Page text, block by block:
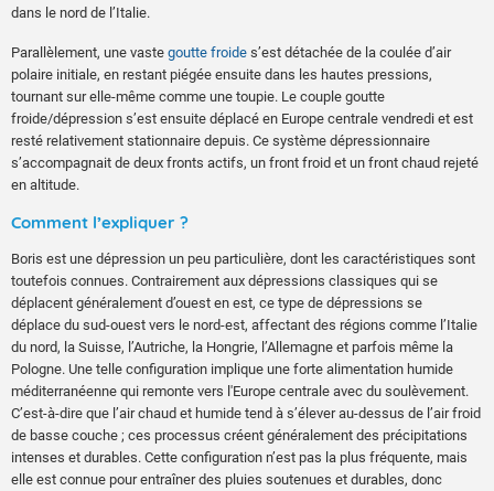
dans le nord de l’Italie.
Parallèlement, une vaste goutte froide s’est détachée de la coulée d’air
polaire initiale, en restant piégée ensuite dans les hautes pressions,
tournant sur elle-même comme une toupie. Le couple goutte
froide/dépression s’est ensuite déplacé en Europe centrale vendredi et est
resté relativement stationnaire depuis. Ce système dépressionnaire
s’accompagnait de deux fronts actifs, un front froid et un front chaud rejeté
en altitude.
Comment l’expliquer ?
Boris est une dépression un peu particulière, dont les caractéristiques sont
toutefois connues. Contrairement aux dépressions classiques qui se
déplacent généralement d’ouest en est, ce type de dépressions se
déplace du sud-ouest vers le nord-est, affectant des régions comme l’Italie
du nord, la Suisse, l’Autriche, la Hongrie, l’Allemagne et parfois même la
Pologne. Une telle configuration implique une forte alimentation humide
méditerranéenne qui remonte vers l'Europe centrale avec du soulèvement.
C’est-à-dire que l’air chaud et humide tend à s’élever au-dessus de l’air froid
de basse couche ; ces processus créent généralement des précipitations
intenses et durables. Cette configuration n’est pas la plus fréquente, mais
elle est connue pour entraîner des pluies soutenues et durables, donc